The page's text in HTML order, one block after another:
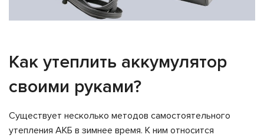
Как утеплить аккумулятор
своими руками?
Существует несколько методов самостоятельного
утепления АКБ в зимнее время. К ним относится